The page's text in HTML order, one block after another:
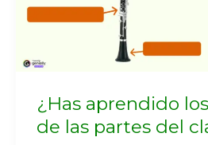
¿Has aprendido
de las partes del